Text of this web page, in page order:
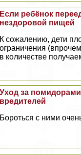
Если ребёнок
нездоровой пищей
К сожалению, дети
ограничения
в количестве
Уход за
вредителей
Бороться с ними